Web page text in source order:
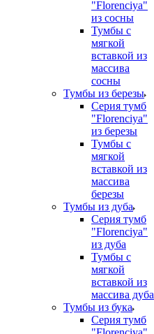
"Florenciya"
из сосны
Тумбы с
мягкой
вставкой из
массива
сосны
Тумбы из березы
Серия тумб
"Florenciya"
из березы
Тумбы с
мягкой
вставкой из
массива
березы
Тумбы из дуба
Серия тумб
"Florenciya"
из дуба
Тумбы с
мягкой
вставкой из
массива дуба
Тумбы из бука
Серия тумб